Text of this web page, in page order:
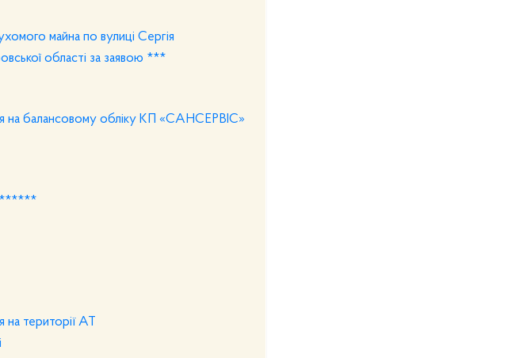
майна по вулиці Сергія
області за заявою ***
на балансовому обліку КП «САНСЕРВІС»
******
на території АТ